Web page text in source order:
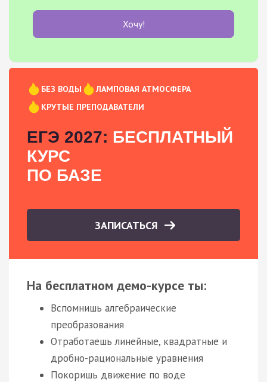
Хочу!
БЕЗ ВОДЫ
ЛАМПОВАЯ АТМОСФЕРА
КРУТЫЕ ПРЕПОДАВАТЕЛИ
ЕГЭ 2027: БЕСПЛАТНЫЙ
КУРС
ПО БАЗЕ
ЗАПИСАТЬСЯ
На бесплатном демо-курсе ты:
Вспомнишь алгебраические
преобразования
Отработаешь линейные, квадратные и
дробно-рациональные уравнения
Покоришь движение по воде